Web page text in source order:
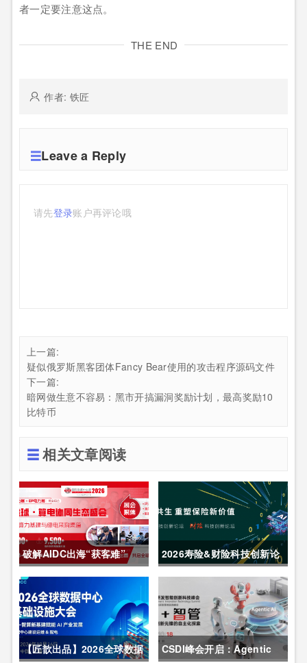
者一定要注意这点。
THE END
作者: 铁匠
Leave a Reply
请先登录账户再评论哦
上一篇:
疑似俄罗斯黑客团体Fancy Bear使用的攻击程序源码文件
下一篇:
暗网做生意不容易：黑市开搞漏洞奖励计划，最高奖励10
比特币
相关文章阅读
破解AIDC出海“获客难”
CDCE2026数据中心展
以“算电协同”重构全球算力
供应链
2026寿险&财险科技创新论
坛圆满举办
【匠歆出品】2026全球数据 CSDI峰会开启：Agentic